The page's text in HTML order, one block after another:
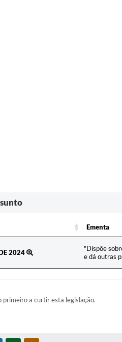
Ementa
2024
"Dispõe
e dá outras
primeiro a curtir esta legislação.